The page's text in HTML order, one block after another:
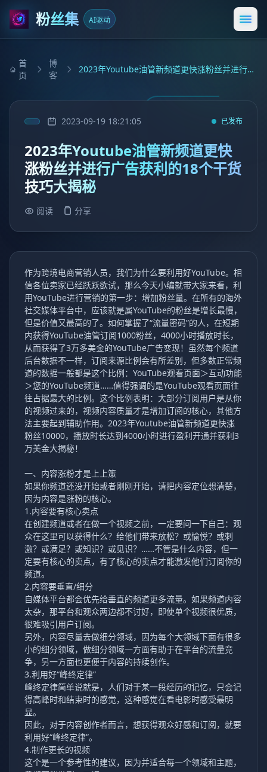
粉丝集 AI驱动 打开
首
页
博
客
2023年Youtube油管新频道更快涨粉丝并进行广告获利的18个干货技巧大揭秘
2023-09-19 18:21:05 已发布
2023年Youtube油管新频道更快
涨粉丝并进行广告获利的18个干货
技巧大揭秘
阅读 分享
作为跨境电商营销人员，我们为什么要利用好YouTube。相
信各位卖家已经跃跃欲试，那么今天小编就带大家来看，利
用YouTube进行营销的第一步：增加粉丝量。在所有的海外
社交媒体平台中，应该就是属YouTube的粉丝是增长最慢，
但是价值又最高的了。如何掌握了“流量密码”的人，在短期
内获得YouTube油管订阅1000粉丝，4000小时播放时长，
从而获得了3万多美金的YouTube广告变现！虽然每个频道
后台数据不一样，订阅来源比例会有所差别，但多数正常频
道的数据一般都是这个比例：YouTube观看页面＞互动功能
＞您的YouTube频道……值得强调的是YouTube观看页面往
往占据最大的比例。这个比例表明：大部分订阅用户是从你
的视频过来的，视频内容质量才是增加订阅的核心，其他方
法主要起到辅助作用。2023年Youtube油管新频道更快涨
粉丝10000，播放时长达到4000小时进行盈利开通并获利3
万美金大揭秘！
一、内容涨粉才是上上策
如果你频道还没开始或者刚刚开始，请把内容定位想清楚，
因为内容是涨粉的核心。
1.内容要有核心卖点
在创建频道或者在做一个视频之前，一定要问一下自己：观
众在这里可以获得什么？给他们带来放松？或愉悦？或刺
激？或满足？或知识？或见识？……不管是什么内容，但一
定要有核心的卖点，有了核心的卖点才能激发他们订阅你的
频道。
2.内容要垂直/细分
自媒体平台都会优先给垂直的频道更多流量。如果频道内容
太杂，那平台和观众两边都不讨好，即使单个视频很优质，
很难吸引用户订阅。
另外，内容尽量去做细分领域，因为每个大领域下面有很多
小的细分领域，做细分领域一方面有助于在平台的流量竞
争，另一方面也更便于内容的持续创作。
3.利用好“峰终定律”
峰终定律简单说就是，人们对于某一段经历的记忆，只会记
得高峰时和结束时的感觉，这种感觉在看电影时感受最明
显。
因此，对于内容创作者而言，想获得观众好感和订阅，就要
利用好“峰终定律”。
4.制作更长的视频
这个是一个参考性的建议，因为并适合每一个领域和主题，